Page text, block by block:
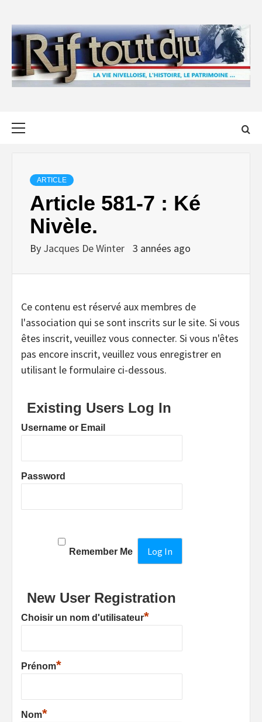
content
ARTICLE
Article 581-7 : Ké
Nivèle.
By Jacques De Winter 3 années ago
Ce contenu est réservé aux membres de
l'association qui se sont inscrits sur le site. Si vous
êtes inscrit, veuillez vous connecter. Si vous n'êtes
pas encore inscrit, veuillez vous enregistrer en
utilisant le formulaire ci-dessous.
Existing Users Log In
Username or Email
Password
Remember Me
New User Registration
Choisir un nom d'utilisateur*
Prénom*
Nom*